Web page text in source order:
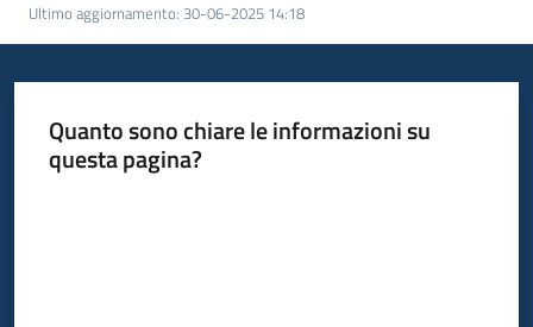
Ultimo aggiornamento: 30-06-2025 14:18
Quanto sono chiare le informazioni su
questa pagina?